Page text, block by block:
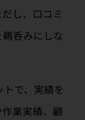
し、口コミ
呑みにしな
で、実績を
業実績、顧